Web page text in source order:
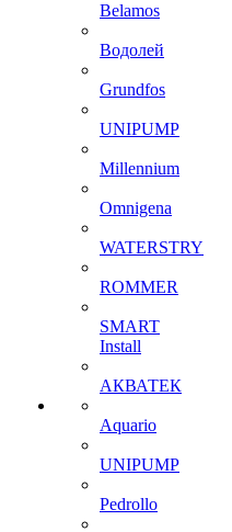
Belamos
Водолей
Grundfos
UNIPUMP
Millennium
Omnigena
WATERSTRY
ROMMER
SMART
Install
АКВАТЕК
Aquario
UNIPUMP
Pedrollo